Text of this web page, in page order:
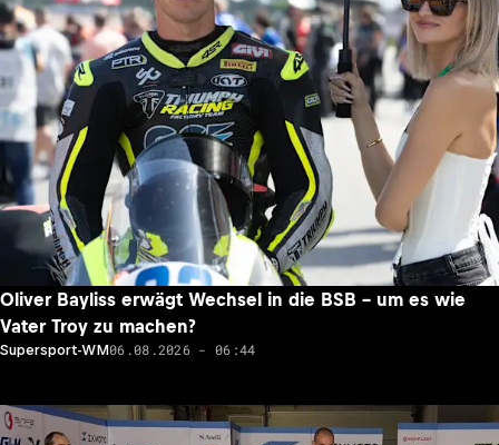
Oliver Bayliss erwägt Wechsel in die BSB – um es wie
Vater Troy zu machen?
Supersport-WM06.08.2026 - 06:44